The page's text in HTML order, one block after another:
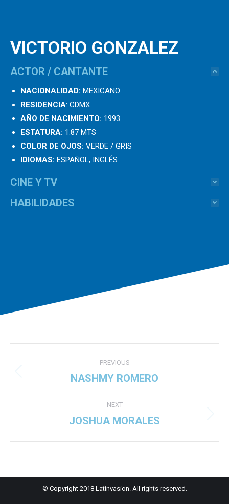
VICTORIO GONZALEZ
ACTOR / CANTANTE
NACIONALIDAD: MEXICANO
RESIDENCIA: CDMX
AÑO DE NACIMIENTO: 1993
ESTATURA: 1.87 MTS
COLOR DE OJOS: VERDE / GRIS
IDIOMAS: ESPAÑOL, INGLÉS
CINE Y TV
HABILIDADES
navigation
PREVIOUS
Previous
NASHMY ROMERO
NEXT
Next
JOSHUA MORALES
© Copyright 2018 Latinvasion. All rights reserved.